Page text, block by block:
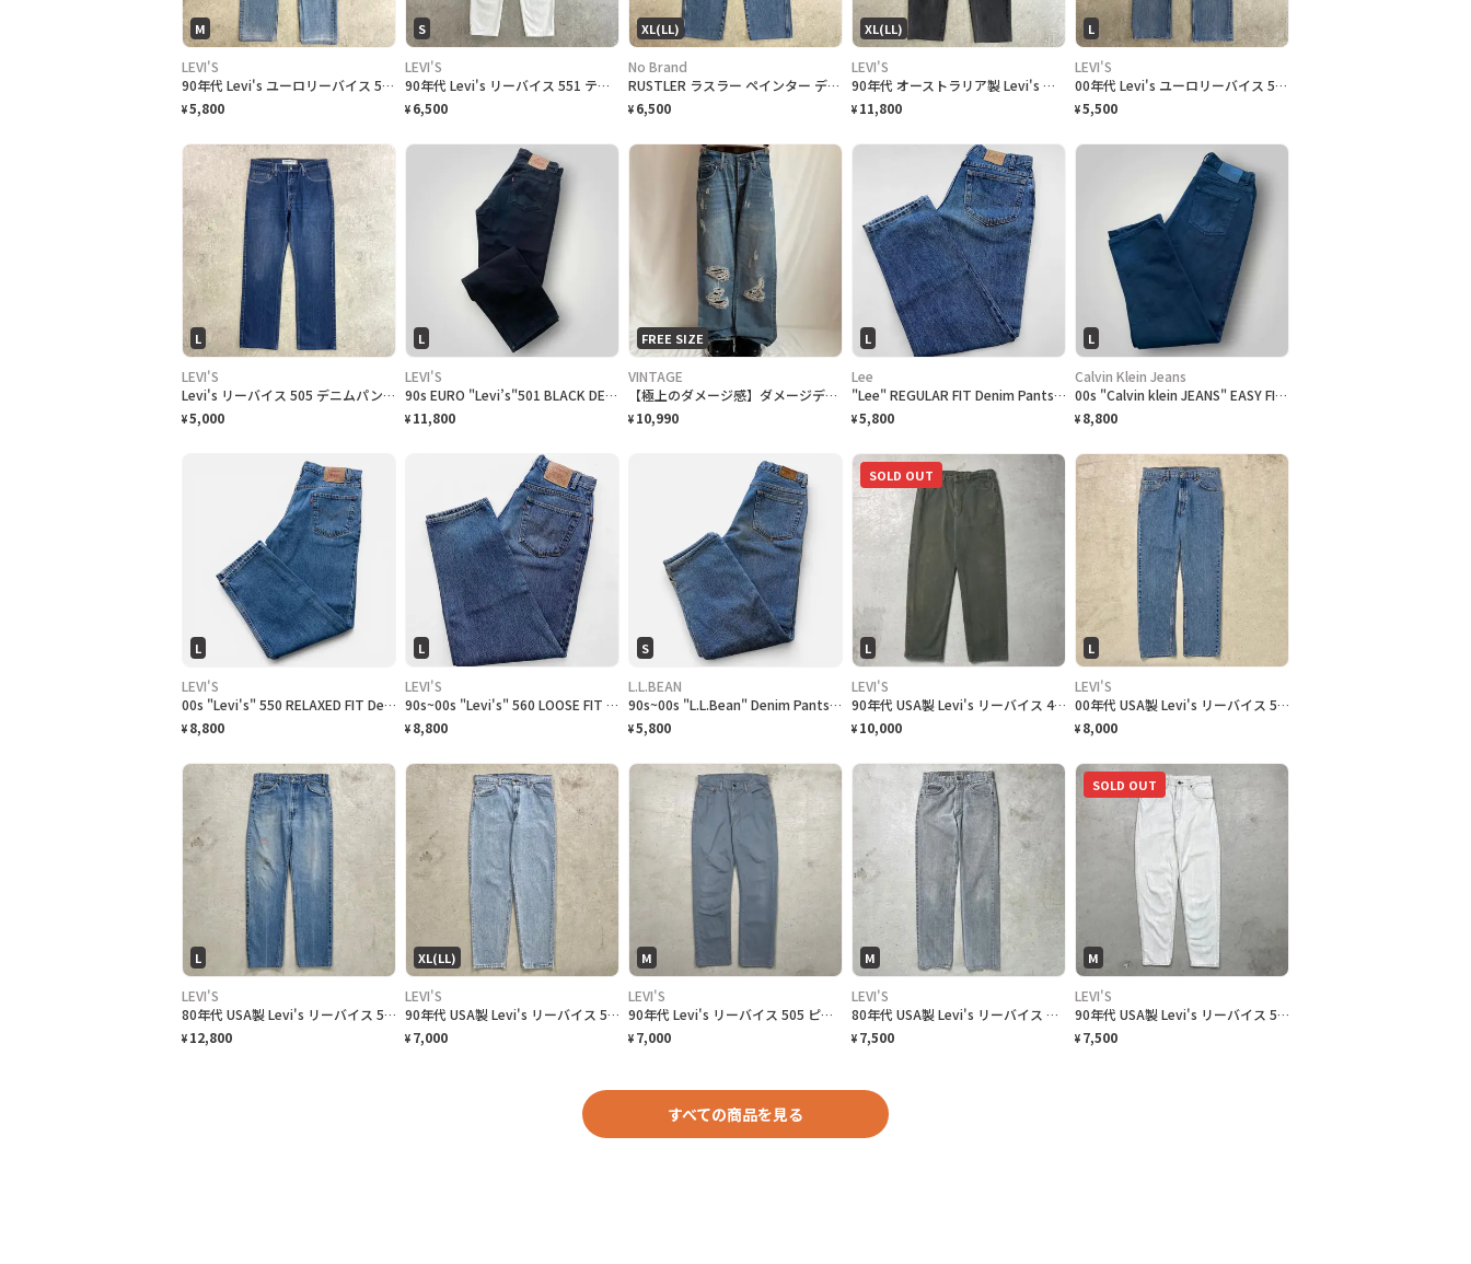
M
LEVI'S
90年代 Levi's ユーロリーバイス 501 ストレート デニムパンツ メンズW32 古着 90s VINTAGE ヴィンテージ アメカジ ヒゲ アタリ
¥5,800
S
LEVI'S
90年代 Levi's リーバイス 551 テーパード ホワイトデニムパンツ メンズW28相当 古着 90s ヴィンテージ VINTAGE RELAXED FIT TAPERED FIT アメカジ 白色
¥ 6,500
XL(LL)
No Brand
RUSTLER ラスラー ペインター デニムパンツ メンズW36 古着 ワークデニム アメカジ ジーンズ
¥ 6,500
XL(LL)
LEVI'S
90年代 オーストラリア製 Levi's ユーロリーバイス 604 ブラックデニム オレンジタブ メンズW36相当 古着 90s ヴィンテージ VINTAGE アメカジ フェードブラック 黒
¥ 11,800
L
LEVI'S
00年代 Levi's ユーロリーバイス 501 ストレート デニムパンツ メンズW34 古着 00s Y2K VINTAGE ヴィンテージ アメカジ 青色
¥5,500
L
LEVI'S
Levi's リーバイス 505 デニムパンツ ストレートメンズW34 古着 STRAIGHT FIT アメカジ ジーンズ
¥5,000
L
LEVI'S
90s EURO "Levi’s"501 BLACK DENIM リーバイス 後染めブラックデニム [34]
¥ 11,800
FREE SIZE
VINTAGE
⁠【極上のダメージ感】ダメージデニムパンツ y2k グランジ アメカジ
¥ 10,990
L
Lee
"Lee" REGULAR FIT Denim Pants リー インディゴ デニム [33]
¥5,800
L
Calvin Klein Jeans
00s "Calvin klein JEANS" EASY FIT カルバンクラインジーンズ ブラックデニム [32]
¥ 8,800
L
LEVI'S
00s "Levi's" 550 RELAXED FIT Denim Pants リーバイス 550 リラックスフィット デニム [36]
¥ 8,800
L
LEVI'S
90s~00s "Levi's" 560 LOOSE FIT TAPERED LEG Denim Pants リーバイス 560 テーパードデニム [33]
¥ 8,800
S
L.L.BEAN
90s~00s "L.L.Bean" Denim Pants エルエルビーン フリースライナー デニム [29]
¥5,800
L
SOLD OUT
LEVI'S
90年代 USA製 Levi's リーバイス 40550 2835 オレンジタブ カラーデニムパンツ グリーン メンズW34 古着 90s テーパード RELAXED FIT ヴィンテージ VINTAGE 緑色
¥ 10,000
L
LEVI'S
00年代 USA製 Levi's リーバイス 505 4891 デニムパンツ REGULAR FIT STRAIGHT LEG メンズW34 古着 00s Y2K アメカジ ヴィンテージ VINTAGE
¥ 8,000
L
LEVI'S
80年代 USA製 Levi's リーバイス 505 テーパード ワイドデニムパンツ RELAXED FIT オレンジタブ メンズW34 古着 90s ヴィンテージ VINTAGE アメカジ バギーデニム ルーズデニム ワイドデニム
¥ 12,800
XL(LL)
LEVI'S
90年代 USA製 Levi's リーバイス 550 テーパード ワイドデニムパンツ RELAXED FIT メンズW35相当 古着 90s ヴィンテージ VINTAGE アメカジ バギーデニム ルーズデニム ワイドデニム
¥ 7,000
M
LEVI'S
90年代 Levi's リーバイス 505 ピケパンツ コットン 白タブ メンズW32 古着 90s アメカジ カラーパンツ ヴィンテージ VINTAGE
¥ 7,000
M
LEVI'S
80年代 USA製 Levi's リーバイス デニムパンツ オレンジタブ メンズW32 古着 アメカジ 80s ヴィンテージ VINTAGE 灰色
¥ 7,500
M
SOLD OUT
LEVI'S
90年代 USA製 Levi's リーバイス 550 0276 カラーデニムパンツ テーパード メンズW32 古着 90s ヴィンテージ VINTAGE アメカジ ライトグレーホワイト
¥ 7,500
すべての商品を見る